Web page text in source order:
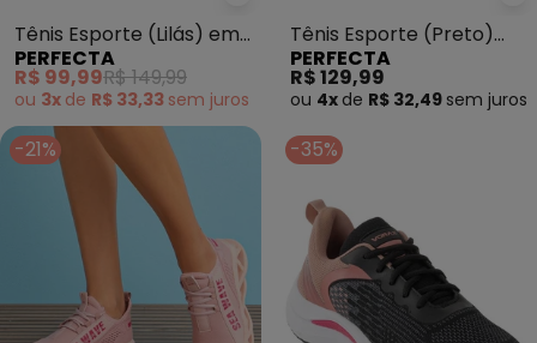
Tênis Esporte (Lilás) em
Tecido
PERFECTA
R$ 99,99R$ 149,99
ou 3x de R$ 33,33 sem juros
Tênis Esporte (Preto)
Super Leve
PERFECTA
R$ 129,99
ou 4x de R$ 32,49 sem juros
-21% -35%